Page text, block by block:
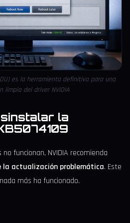
es la herramienta definitiva para una
limpia del driver NVIDIA
la
funcionan, NVIDIA recomienda
actualización problemática. Este
más ha funcionado.